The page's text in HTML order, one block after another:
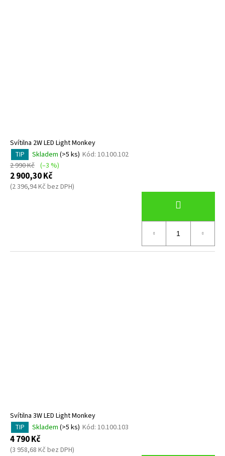
Svítilna 2W LED Light Monkey
TIP Skladem (>5 ks) Kód: 10.100.102
2 990 Kč (–3 %)
2 900,30 Kč
(2 396,94 Kč bez DPH)
Svítilna 3W LED Light Monkey
TIP Skladem (>5 ks) Kód: 10.100.103
4 790 Kč
(3 958,68 Kč bez DPH)